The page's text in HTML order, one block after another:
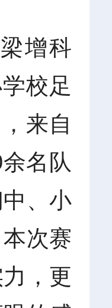
增科
校足
来自
名队
、小
次赛
，更